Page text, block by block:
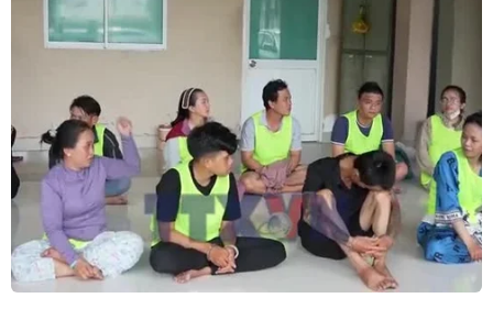
COVID-19: Hàn Quốc công bố kế hoạch